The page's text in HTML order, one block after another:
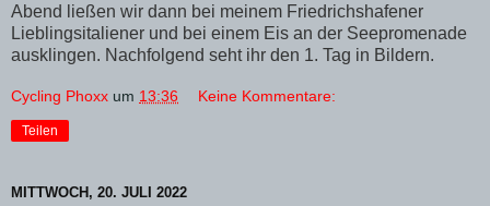
Abend ließen wir dann bei meinem Friedrichshafener
Lieblingsitaliener und bei einem Eis an der Seepromenade
ausklingen. Nachfolgend seht ihr den 1. Tag in Bildern.
Cycling Phoxx um 13:36 Keine Kommentare:
Teilen
MITTWOCH, 20. JULI 2022